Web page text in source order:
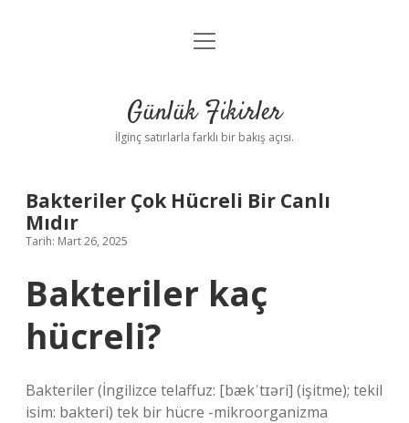
Anasayfa
Yasal Uyarı
menüyü
Günlük Fikirler
İlginç satırlarla farklı bir bakış açısı.
Bakteriler Çok Hücreli Bir Canlı
Mıdır
Tarih: Mart 26, 2025
Bakteriler kaç
hücreli?
Bakteriler (İngilizce telaffuz: [bækˈtɪəri] (işitme); tekil
isim: bakteri) tek bir hücre -mikroorganizma